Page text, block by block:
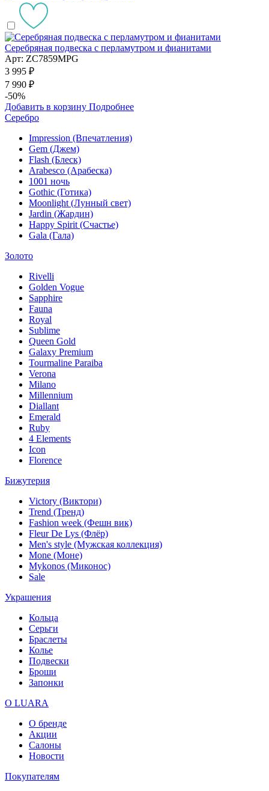
Серебряная подвеска с перламутром и фианитами
Арт: ZC7859MPG
3 995 ₽
7 990 ₽
-50%
Добавить в корзину Подробнее
Серебро
Impression (Впечатления)
Gem (Джем)
Flash (Блеск)
Arabesco (Арабеска)
1001 ночь
Gothic (Готика)
Moonlight (Лунный свет)
Jardin (Жардин)
Happy Spirit (Счастье)
Gala (Гала)
Золото
Rivelli
Golden Vogue
Sapphire
Fauna
Royal
Sublime
Queen Gold
Galaxy Premium
Tourmaline Paraiba
Verona
Milano
Millennium
Diallant
Emerald
Ruby
4 Elements
Icon
Florence
Бижутерия
Victory (Виктори)
Trend (Тренд)
Fashion week (Фешн вик)
Fleur De Lys (Флёр)
Men's style (Мужская коллекция)
Mone (Моне)
Mykonos (Миконос)
Sale
Украшения
Кольца
Серьги
Браслеты
Колье
Подвески
Броши
Запонки
О LUARA
О бренде
Акции
Салоны
Новости
Покупателям